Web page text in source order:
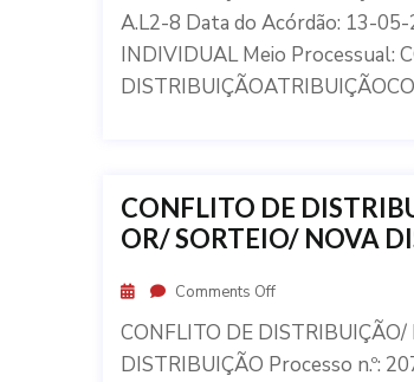
A.L2-8 Data do Acórdão: 13-05-
INDIVIDUAL Meio Processual:
CONFLITO DE
OR/ SORTEIO/ NOVA
Comments Off
CONFLITO DE
DISTRIBUIÇÃO Processo n.º: